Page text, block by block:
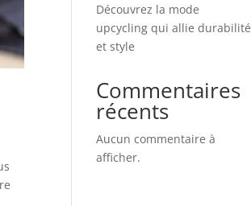
Découvrez la mode
upcycling qui allie durabilité
et style
Commentaires
récents
Aucun commentaire à
afficher.